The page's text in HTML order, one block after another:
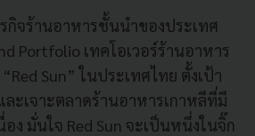
กิจร้านอาหารชั้นนำของประเทศ
Portfolio เทคโอเวอร์ร้านอาหาร
Sun” ในประเทศไทย ตั้งเป้า
ะเจาะตลาดร้านอาหารเกาหลีที่มี
อง มั่นใจ Red Sun จะเป็นหนึ่งในจิ๊ก